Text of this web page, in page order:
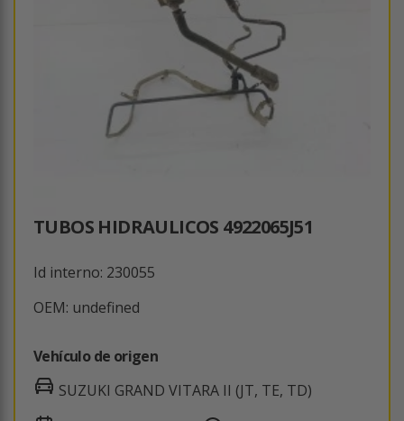
TUBOS HIDRAULICOS 4922065J51
Id interno: 230055
OEM: undefined
Vehículo de origen
SUZUKI GRAND VITARA II (JT, TE, TD)